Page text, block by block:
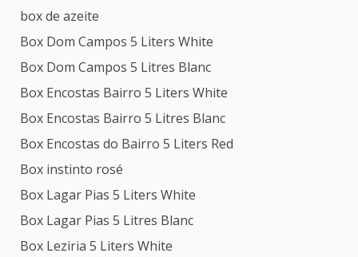
box de azeite
Box Dom Campos 5 Liters White
Box Dom Campos 5 Litres Blanc
Box Encostas Bairro 5 Liters White
Box Encostas Bairro 5 Litres Blanc
Box Encostas do Bairro 5 Liters Red
Box instinto rosé
Box Lagar Pias 5 Liters White
Box Lagar Pias 5 Litres Blanc
Box Leziria 5 Liters White